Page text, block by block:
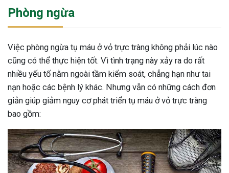
Phòng ngừa
Việc phòng ngừa tụ máu ở vỏ trực tràng không phải lúc nào
cũng có thể thực hiện tốt. Vì tình trạng này xảy ra do rất
nhiều yếu tố nằm ngoài tầm kiểm soát, chẳng hạn như tai
nạn hoặc các bệnh lý khác. Nhưng vẫn có những cách đơn
giản giúp giảm nguy cơ phát triển tụ máu ở vỏ trực tràng
bao gồm: